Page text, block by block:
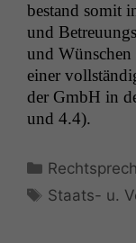
bestand somit
und
und Wün­schen
ein­er
der GmbH in
und 4.4).
Kategorien
Staats- u.